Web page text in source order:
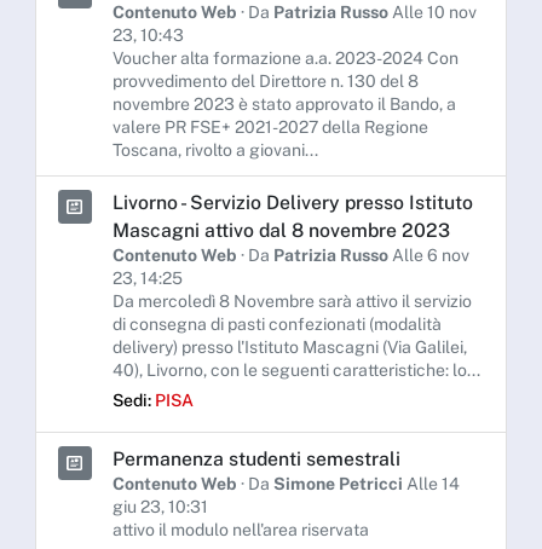
Contenuto Web · Da Patrizia Russo Alle 10 nov
23, 10:43
Voucher alta formazione a.a. 2023-2024 Con
provvedimento del Direttore n. 130 del 8
novembre 2023 è stato approvato il Bando, a
valere PR FSE+ 2021-2027 della Regione
Toscana, rivolto a giovani...
Livorno - Servizio Delivery presso Istituto
Mascagni attivo dal 8 novembre 2023
Contenuto Web · Da Patrizia Russo Alle 6 nov
23, 14:25
Da mercoledì 8 Novembre sarà attivo il servizio
di consegna di pasti confezionati (modalità
delivery) presso l'Istituto Mascagni (Via Galilei,
40), Livorno, con le seguenti caratteristiche: lo...
Sedi: PISA
Permanenza studenti semestrali
Contenuto Web · Da Simone Petricci Alle 14
giu 23, 10:31
attivo il modulo nell'area riservata